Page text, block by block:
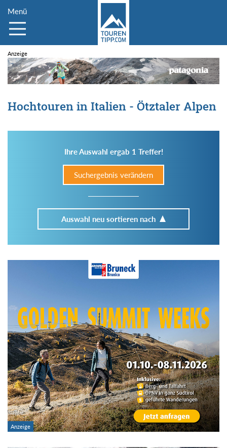
Menü
Hochtouren in Italien - Ötztaler Alpen
Ihre Auswahl ergab 1 Treffer!
Suchergebnis verändern
Auswahl neu sortieren nach
Im Tourenarchiv suchen
Region:
Gebirge:
Art der Tour: